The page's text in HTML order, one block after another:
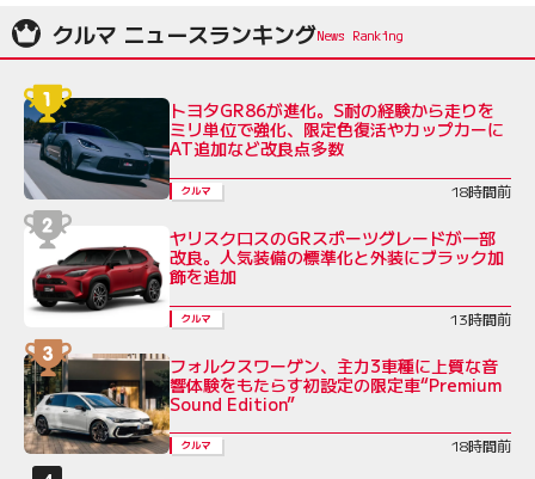
クルマ ニュースランキング
トヨタGR86が進化。S耐の経験から走りを
ミリ単位で強化、限定色復活やカップカーに
AT追加など改良点多数
クルマ 18時間前
ヤリスクロスのGRスポーツグレードが一部
改良。人気装備の標準化と外装にブラック加
飾を追加
クルマ 13時間前
フォルクスワーゲン、主力3車種に上質な音
響体験をもたらす初設定の限定車“Premium
Sound Edition”
クルマ 18時間前